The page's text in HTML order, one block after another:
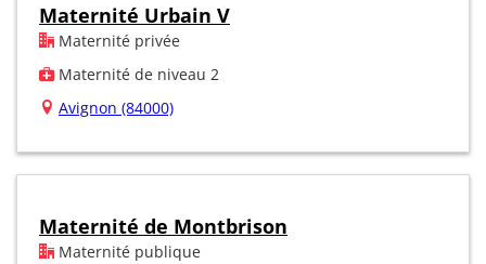
Maternité Urbain V
Maternité privée
Maternité de niveau 2
Avignon (84000)
Maternité de Montbrison
Maternité publique